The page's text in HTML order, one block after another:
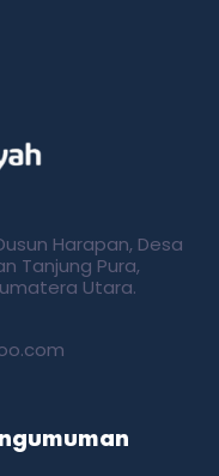
Harapan, Desa
Tanjung Pura,
Utara.